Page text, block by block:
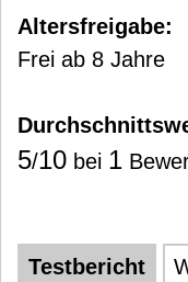
Altersfreigabe:
Frei ab 8 Jahre
5/10 bei 1
Testbericht